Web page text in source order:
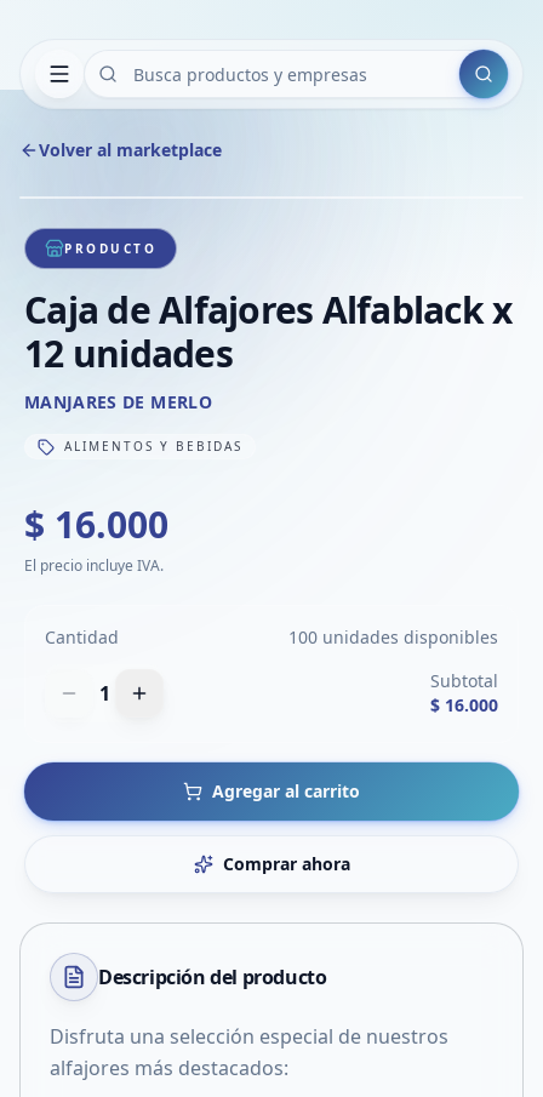
Buscar
Volver al marketplace
1/1
PRODUCTO
Caja de Alfajores Alfablack x
12 unidades
MANJARES DE MERLO
ALIMENTOS Y BEBIDAS
$ 16.000
El precio incluye IVA.
Cantidad 100 unidades disponibles
1
Subtotal
$ 16.000
Agregar al carrito
Comprar ahora
Descripción del producto
Disfruta una selección especial de nuestros
alfajores más destacados: